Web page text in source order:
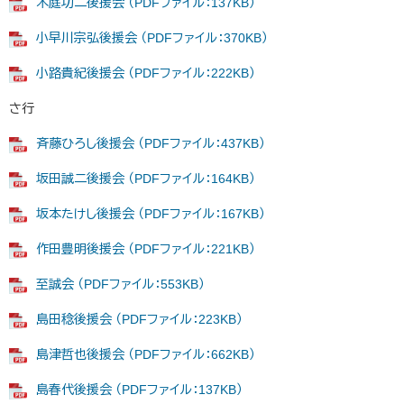
木庭功二後援会 （PDFファイル：137KB）
小早川宗弘後援会 （PDFファイル：370KB）
小路貴紀後援会 （PDFファイル：222KB）
さ行
斉藤ひろし後援会 （PDFファイル：437KB）
坂田誠二後援会 （PDFファイル：164KB）
坂本たけし後援会 （PDFファイル：167KB）
作田豊明後援会 （PDFファイル：221KB）
至誠会 （PDFファイル：553KB）
島田稔後援会 （PDFファイル：223KB）
島津哲也後援会 （PDFファイル：662KB）
島春代後援会 （PDFファイル：137KB）